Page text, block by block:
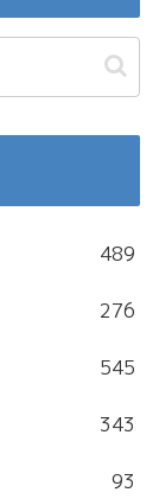
489
276
545
343
93